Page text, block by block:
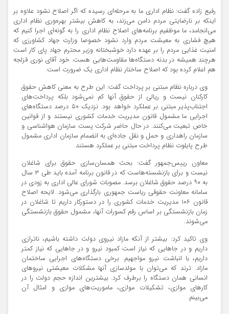
رفیع زاده گفت: نظام اداری ما به مرحله‌ای رسیده که اگر اصلاح نشود علاوه بر
اینکه بر نارضایتی مردم دامن می‌زند، به کاهش بیشتر بهره‌وری نظام اداری
می‌انجامد، ما موظفیم برنامه‌های اصلاح نظام اداری را به گونه‌ای اجرا کنیم که
هیچ فشاری به معیشت مردم وارد نشود خصوصا وزارت جهاد کشاورزی که
امنیت غذایی مردم را بر عهده دارد خوشبختانه وزیر محترم جهاد پای کار است
هرچند همیشه در بدنه دستگاه‌ها مقاومت‌هایی هست. خود آقای نوری قزلجه
هم اعلام کرده بود که اصلاح ساختار نظام اداری یک ضرورت است.
وی درباره نظام مبتنی بر پرداخت گفت: این طرح به معنی کاهش حقوق
کارکنان نیست و ریالی از حقوق آنها کم نمی‌شود بلکه پرداخت‌های
اجتناب‌پذیر مبتنی بر عملکرد خواهد بود. نزدیک ۵۰ درصد دستگاه‌های
اجرایی ما مشمول قانون مدیریت خدمات کشوری نیستند و از قوانین
خاص تبعیت می‌کنند. در حال حاضر شرکت پست سازمان هواشناسی و
سازمان راهداری و حمل و نقل جاده‌ای به انضمام سازمان اداری مشمول
طرح پایلوت نظام پرداخت مبتنی بر عملکرد هستند.
معاون رییس‌جمهور گفت: بحث همسان‌سازی حقوق برای شاغلان
نیست و برای بازنشسته‌هاست که در قانون برنامه آمده باید طی ۳ سال
به ۹۰ درصد حقوق شاغلان برسد. مصوبات شورای عالی اداری به زودی در
سامانه معاونت حقوقی ریاست جمهوری بارگذاری می‌شود. لایحه اصلاح
قانون ۱۰۶ مدیریت خدمات کشوری را در دستورکار داریم تا شاغلان در
زمان بازنشستگی بر اساس رقم کسورات آنها، مشمول حقوق بازنشستگی
می‌شوند.
وی تاکید کرد: بیشتر از آنکه مازاد نیروی دولت داشته باشیم، ناترازی
داریم و در جا‌هایی که نیاز است کمبود نیرو و در جا‌هایی که نیاز کمتر
داریم، با انباشت نیرو مواجهیم. برخی دستگاه‌های اجرایی ساختمان
مازاد. ترند که می‌توان با مولدسازی آنها مشکلات معیشتی نیرو‌های
انسانی همان دستگاه را برطرف کرد. بیشترین اندازه حجم دولت را در
کار‌های موازی، تشکیلات موازی، ماموریت‌های موازی و امثال آن
می‌بینم.